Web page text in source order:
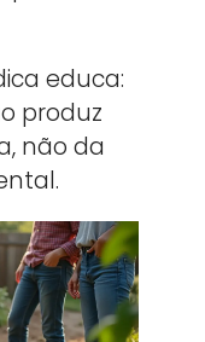
educa:
produz
não da